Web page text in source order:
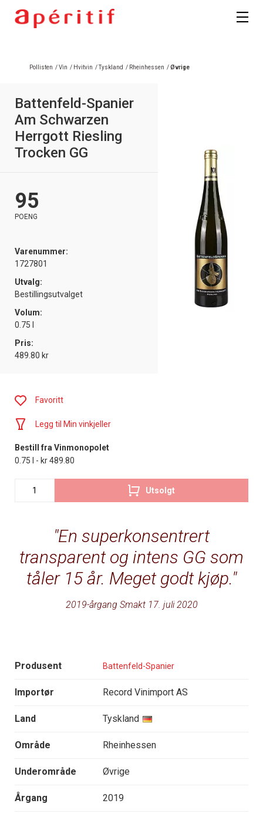
Pollisten /Vin / Hvitvin /Tyskland / Rheinhessen /Øvrige
Battenfeld-Spanier
Am Schwarzen
Herrgott Riesling
Trocken GG
95
POENG
Varenummer:
1727801
Utvalg:
Bestillingsutvalget
Volum:
0.75 l
Pris:
489.80 kr
En superkonsentrert
transparent og intens GG som
tåler 15 år. Meget godt kjøp.
2019-årgang Smakt 17. juli 2020
Produsent Battenfeld-Spanier
Importør Record Vinimport AS
Land Tyskland
Område Rheinhessen
Underområde Øvrige
Årgang 2019
Favoritt
Legg til Min vinkjeller
Bestill fra Vinmonopolet
0.75 l - kr 489.80
Utsolgt